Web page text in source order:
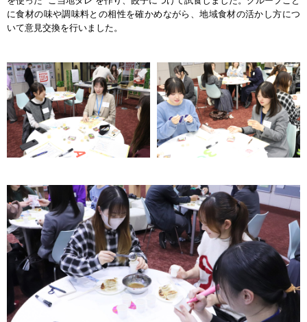
に食材の味や調味料との相性を確かめながら、地域食材の活かし方につ
いて意見交換を行いました。